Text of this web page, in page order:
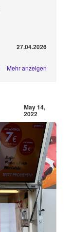
27.04.2026
Mehr anzeigen
May 14,
2022